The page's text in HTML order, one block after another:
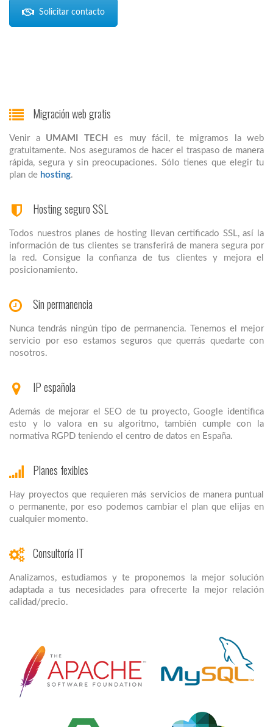
Solicitar contacto
Migración web gratis
Venir a UMAMI TECH
es muy fácil, te migramos la web
gratuitamente. Nos aseguramos de hacer el traspaso de manera
rápida, segura y sin preocupaciones. Sólo tienes que elegir tu
plan de hosting.
Hosting seguro SSL
Todos nuestros planes de hosting llevan certificado SSL, así la
información de tus clientes se transferirá de manera segura por
la red. Consigue la confianza de tus clientes y mejora el
posicionamiento.
Sin permanencia
Nunca tendrás ningún tipo de permanencia. Tenemos el mejor
servicio por eso estamos seguros que querrás quedarte con
nosotros.
IP española
Además de mejorar el SEO de tu proyecto, Google identifica
esto y lo valora en su algoritmo, también cumple con la
normativa RGPD teniendo el centro de datos en España.
Planes fexibles
Hay proyectos que requieren más servicios de manera puntual
o permanente, por eso podemos cambiar el plan que elijas en
cualquier momento.
Consultoría IT
Analizamos, estudiamos y te proponemos la mejor solución
adaptada a tus necesidades para ofrecerte la mejor relación
calidad/precio.